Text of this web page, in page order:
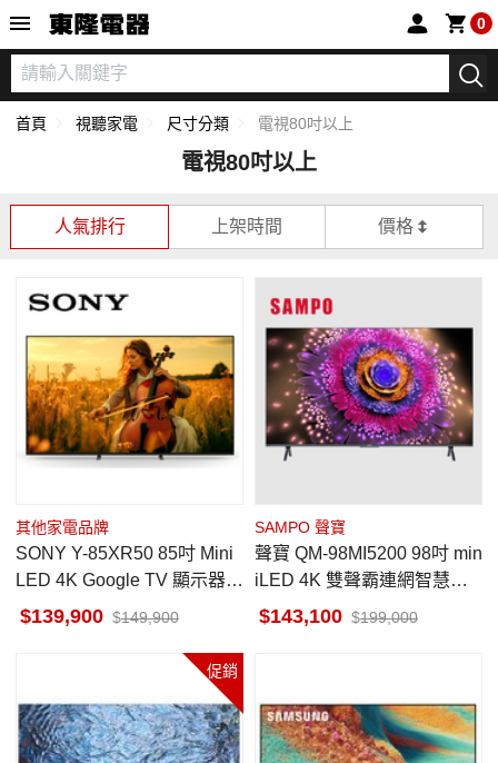
0
首頁 視聽家電 尺寸分類 電視80吋以上
電視80吋以上
人氣排行 上架時間 價格
其他家電品牌
SONY Y-85XR50 85吋 Mini
LED 4K Google TV 顯示器
馬來西亞製
139,900 149,900
SAMPO 聲寶
聲寶 QM-98MI5200 98吋 min
iLED 4K 雙聲霸連網智慧顯
示器 新轟天雷 無視訊盒
143,100 199,000
促銷